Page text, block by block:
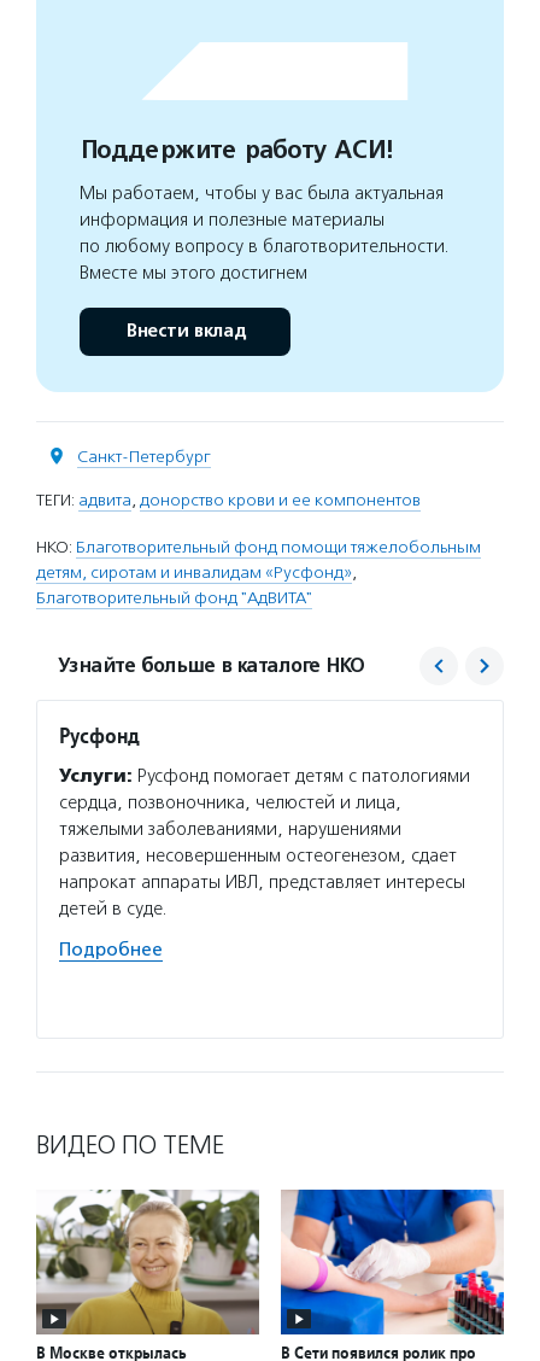
Поддержите работу АСИ!
Мы работаем, чтобы у вас была актуальная
информация и полезные материалы
по любому вопросу в благотворительности.
Вместе мы этого достигнем
Внести вклад
Санкт-Петербург
ТЕГИ: адвита, донорство крови и ее компонентов
НКО: Благотворительный фонд помощи тяжелобольным
детям, сиротам и инвалидам «Русфонд»,
Благотворительный фонд "АдВИТА"
Узнайте больше в каталоге НКО
Русфонд
Услуги: Русфонд помогает детям с патологиями
сердца, позвоночника, челюстей и лица,
тяжелыми заболеваниями, нарушениями
развития, несовершенным остеогенезом, сдает
напрокат аппараты ИВЛ, представляет интересы
детей в суде.
Подробнее
ВИДЕО ПО ТЕМЕ
В Москве открылась В Сети появился ролик про